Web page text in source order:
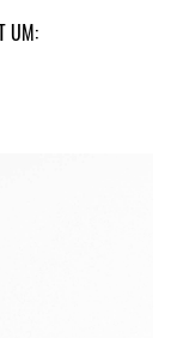
UM: